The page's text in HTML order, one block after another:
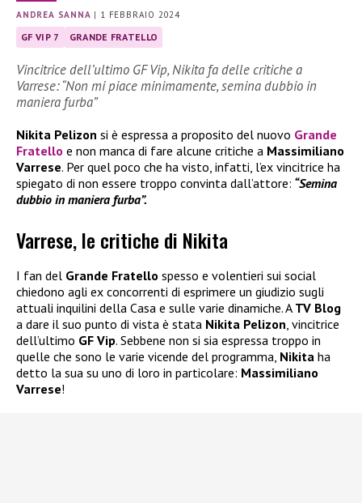
ANDREA SANNA | 1 FEBBRAIO 2024
GF VIP 7 GRANDE FRATELLO
Vincitrice dell’ultimo GF Vip, Nikita fa delle critiche a
Varrese: “Non mi piace minimamente, semina dubbio in
maniera furba”
Nikita Pelizon si è espressa a proposito del nuovo Grande
Fratello e non manca di fare alcune critiche a Massimiliano
Varrese. Per quel poco che ha visto, infatti, l’ex vincitrice ha
spiegato di non essere troppo convinta dall’attore: “Semina
dubbio in maniera furba”.
Varrese, le critiche di Nikita
I fan del Grande Fratello spesso e volentieri sui social
chiedono agli ex concorrenti di esprimere un giudizio sugli
attuali inquilini della Casa e sulle varie dinamiche. A TV Blog
a dare il suo punto di vista è stata Nikita Pelizon , vincitrice
dell’ultimo GF Vip. Sebbene non si sia espressa troppo in
quelle che sono le varie vicende del programma, Nikita ha
detto la sua su uno di loro in particolare: Massimiliano
Varrese!